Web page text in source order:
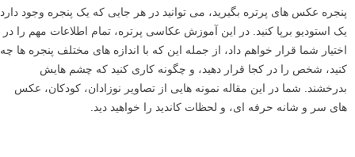
پنجره عکس های پرتره بگیرید، می توانید در هر جایی که یک پنجره وجود دارد
یک استودیو برپا کنید. در این آموزش عکاسی پرتره، تمام اطلاعات مهم را در
اختیار شما قرار خواهم داد، از جمله این که با اندازه های مختلف پنجره ها چه
کنید، شخص را در کجا قرار دهید، و چگونه کاری کنید که چشم هایش
بدرخشند. شما در این مقاله نمونه هایی از تصاویر نوزادان، کودکان، عکس
های سر و شانه حرفه ای، و لحظات کاندید را خواهید دید.